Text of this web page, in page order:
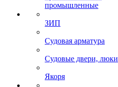
промышленные
ЗИП
Судовая арматура
Судовые двери, люки
Якоря